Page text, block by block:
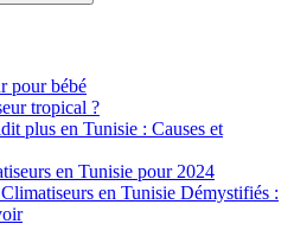
pour bébé
tropical ?
plus en Tunisie : Causes et
en Tunisie pour 2024
en Tunisie Démystifiés :